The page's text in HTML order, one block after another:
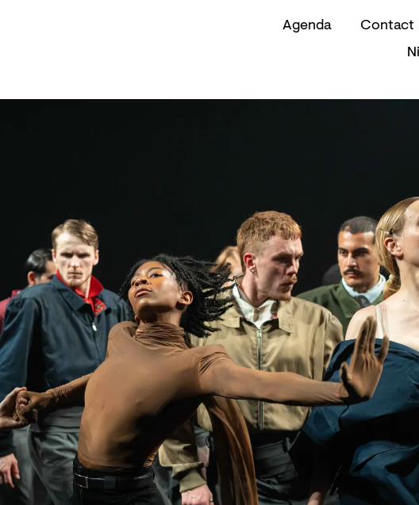
Agenda Contact